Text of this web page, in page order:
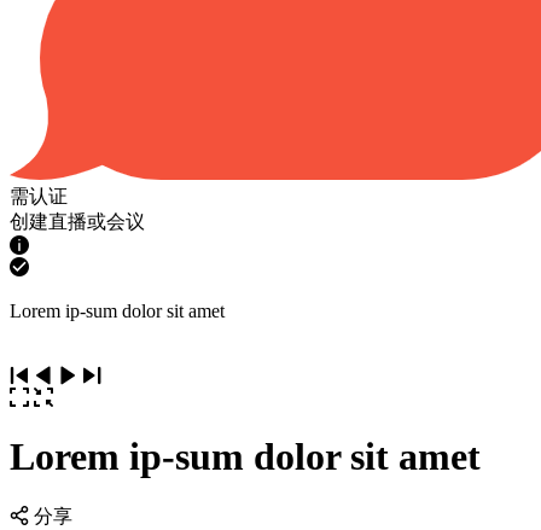
需认证
创建直播或会议
Lorem ip-sum dolor sit amet
Lorem ip-sum dolor sit amet
分享